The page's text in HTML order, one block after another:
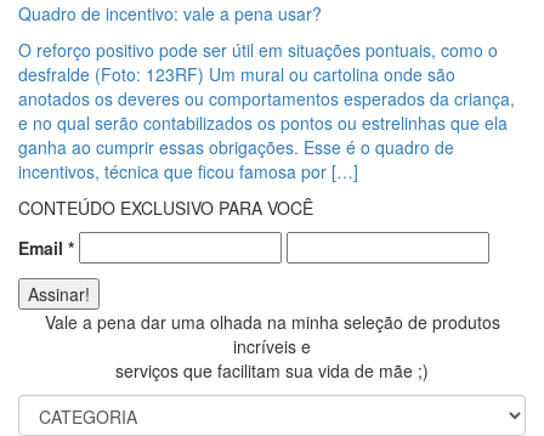
Quadro de incentivo: vale a pena usar?
O reforço positivo pode ser útil em situações pontuais, como o
desfralde (Foto: 123RF) Um mural ou cartolina onde são
anotados os deveres ou comportamentos esperados da criança,
e no qual serão contabilizados os pontos ou estrelinhas que ela
ganha ao cumprir essas obrigações. Esse é o quadro de
incentivos, técnica que ficou famosa por […]
CONTEÚDO EXCLUSIVO PARA VOCÊ
Email *
Vale a pena dar uma olhada na minha seleção de produtos
incríveis e
serviços que facilitam sua vida de mãe ;)